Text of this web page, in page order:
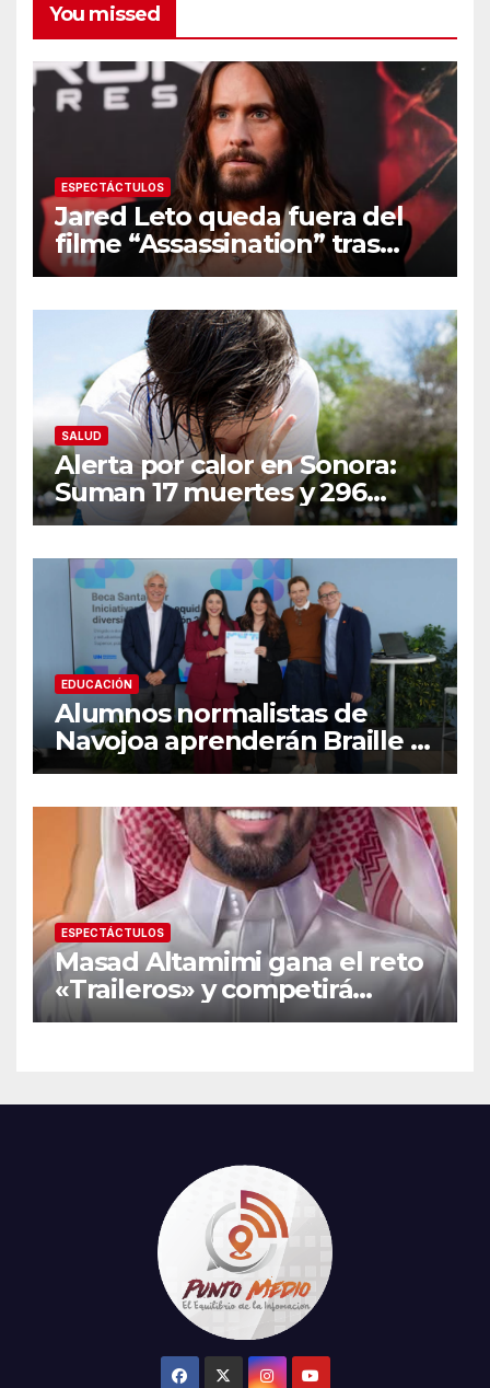
You missed
ESPECTÁCTULOS
Jared Leto queda fuera del
filme “Assassination” tras
resurgir denuncias de
SALUD
Alerta por calor en Sonora:
Suman 17 muertes y 296
casos; estas son las
señales de alarma
EDUCACIÓN
Alumnos normalistas de
Navojoa aprenderán Braille y
Lengua de Señas tras ganar
ESPECTÁCTULOS
Masad Altamimi gana el reto
«Traileros» y competirá
contra Moisés Peñaloza por